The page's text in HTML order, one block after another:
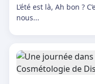
L’été est là, Ah bon ?
nous...